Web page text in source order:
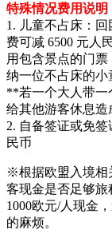
特殊情况费用说明
1. 儿童不占床：
费可减 6500 元人
用包含景点的门
纳一位不占床的小
**若一个大人带一
给其他游客休息造
2. 自备签证或免
民币
※根据欧盟入境相
客现金是否足够旅
1000欧元/人现金
的麻烦。